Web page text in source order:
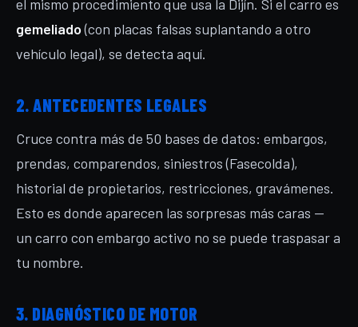
el mismo procedimiento que usa la Dijín. Si el carro es
gemeliado(con placas falsas suplantando a otro
vehículo legal), se detecta aquí.
2. ANTECEDENTES LEGALES
Cruce contra más de 50 bases de datos: embargos,
prendas, comparendos, siniestros (Fasecolda),
historial de propietarios, restricciones, gravámenes.
Esto es donde aparecen las sorpresas más caras —
un carro con embargo activo no se puede traspasar a
tu nombre.
3. DIAGNÓSTICO DE MOTOR